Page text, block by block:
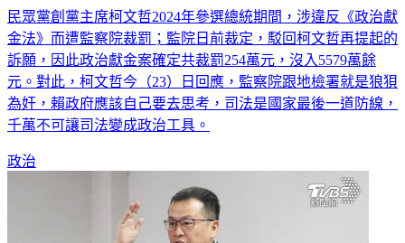
民眾黨創黨主席柯文哲2024年參選總統期間，涉違反《政治獻
金法》而遭監察院裁罰；監院日前裁定，駁回柯文哲再提起的
訴願，因此政治獻金案確定共裁罰254萬元，沒入5579萬餘
元。對此，柯文哲今（23）日回應，監察院跟地檢署就是狼狽
為奸，賴政府應該自己要去思考，司法是國家最後一道防線，
千萬不可讓司法變成政治工具。
政治